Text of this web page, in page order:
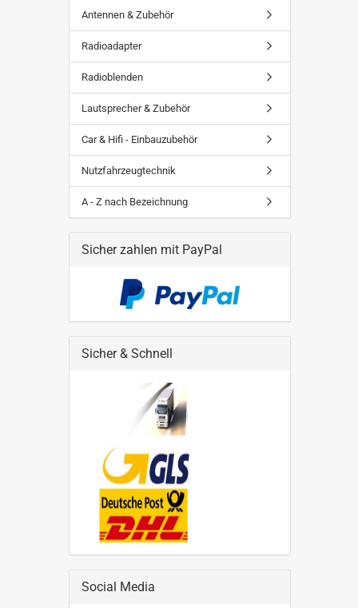
Antennen & Zubehör
Radioadapter
Radioblenden
Lautsprecher & Zubehör
Car & Hifi - Einbauzubehör
Nutzfahrzeugtechnik
A - Z nach Bezeichnung
Sicher zahlen mit PayPal
Sicher & Schnell
Social Media